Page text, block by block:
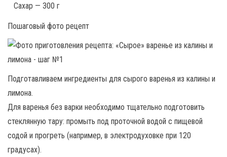
Сахар — 300 г
Пошаговый фото рецепт
Подготавливаем ингредиенты для сырого варенья из калины и
лимона.
Для варенья без варки необходимо тщательно подготовить
стеклянную тару: промыть под проточной водой с пищевой
содой и прогреть (например, в электродуховке при 120
градусах).